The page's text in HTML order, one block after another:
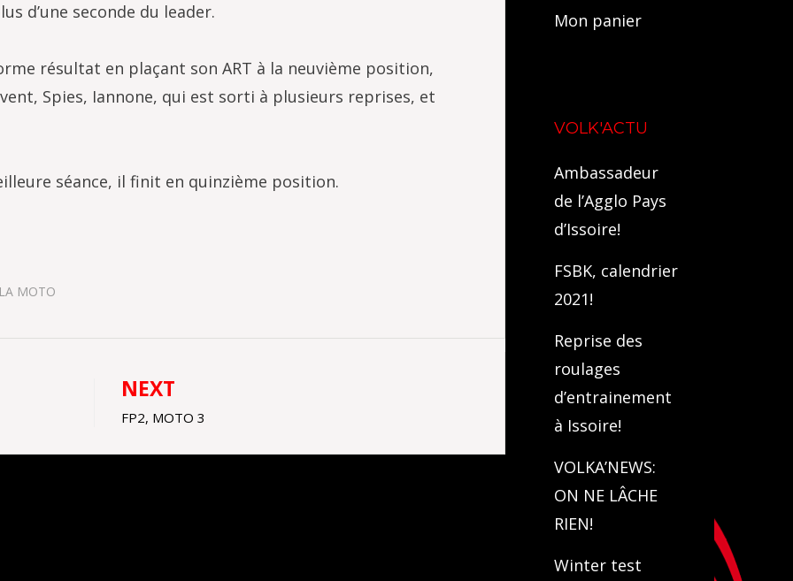
d’une seconde du leader.
résultat en plaçant son ART à la neuvième position,
Spies, Iannone, qui est sorti à plusieurs reprises, et
séance, il finit en quinzième position.
MOTO
NEXT
FP2, MOTO 3
Mon panier
VOLK'ACTU
Ambassadeur
de l’Agglo Pays
d’Issoire!
FSBK, calendrier
2021!
Reprise des
roulages
d’entrainement
à Issoire!
VOLKA’NEWS:
ON NE LÂCHE
RIEN!
Winter test